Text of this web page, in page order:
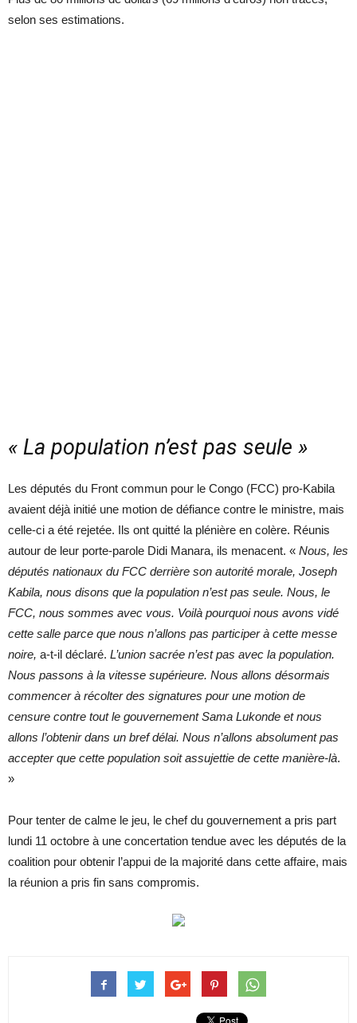
selon ses estimations.
« La population n’est pas seule »
Les députés du Front commun pour le Congo (FCC) pro-Kabila
avaient déjà initié une motion de défiance contre le ministre, mais
celle-ci a été rejetée. Ils ont quitté la plénière en colère. Réunis
autour de leur porte-parole Didi Manara, ils menacent. « Nous, les
députés nationaux du FCC derrière son autorité morale, Joseph
Kabila, nous disons que la population n’est pas seule. Nous, le
FCC, nous sommes avec vous. Voilà pourquoi nous avons vidé
cette salle parce que nous n’allons pas participer à cette messe
noire, a-t-il déclaré. L’union sacrée n’est pas avec la population.
Nous passons à la vitesse supérieure. Nous allons désormais
commencer à récolter des signatures pour une motion de
censure contre tout le gouvernement Sama Lukonde et nous
allons l’obtenir dans un bref délai. Nous n’allons absolument pas
accepter que cette population soit assujettie de cette manière-là.
»
Pour tenter de calme le jeu, le chef du gouvernement a pris part
lundi 11 octobre à une concertation tendue avec les députés de la
coalition pour obtenir l’appui de la majorité dans cette affaire, mais
la réunion a pris fin sans compromis.